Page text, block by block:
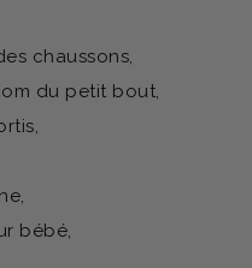
chaussons,
du petit bout,
bébé,